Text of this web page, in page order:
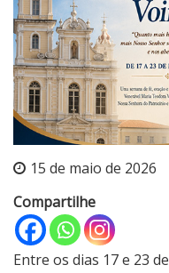
15 de maio de 2026
Compartilhe
Entre os dias 17 e 23